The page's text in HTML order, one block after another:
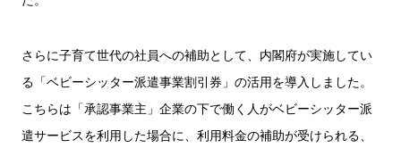
さらに子育て世代の社員への補助として、内閣府が実施してい
る「ベビーシッター派遣事業割引券」の活用を導入しました。
こちらは「承認事業主」企業の下で働く人がベビーシッター派
遣サービスを利用した場合に、利用料金の補助が受けられる、